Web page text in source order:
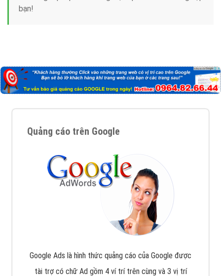
bạn!
Quảng cáo trên Google
Google Ads là hình thức quảng cáo của Google được
tài trợ có chữ Ad gồm 4 ví trí trên cùng và 3 vị trí